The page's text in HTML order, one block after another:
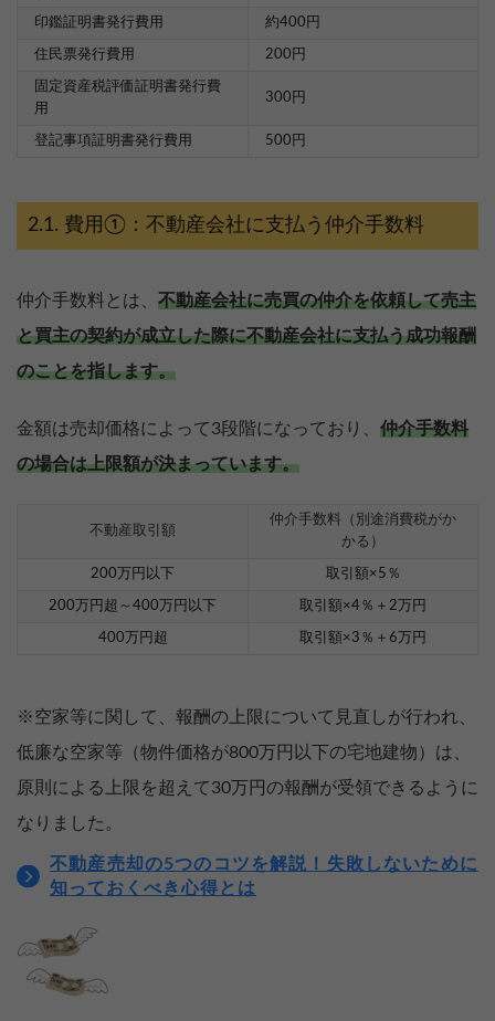
印鑑証明書発行費用 約400円
住民票発行費用 200円
固定資産税評価証明書発行費
用
300円
登記事項証明書発行費用 500円
費用①：不動産会社に支払う仲介手数料
仲介手数料とは、 不動産会社に売買の仲介を依頼して売主
と買主の契約が成立した際に不動産会社に支払う成功報酬
のことを指します。
金額は売却価格によって3段階になっており、 仲介手数料
の場合は上限額が決まっています。
不動産取引額
仲介手数料（別途消費税がか
かる）
200万円以下 取引額×5％
200万円超～400万円以下 取引額×4％＋2万円
400万円超 取引額×3％＋6万円
※空家等に関して、報酬の上限について見直しが行われ、
低廉な空家等（物件価格が800万円以下の宅地建物）は、
原則による上限を超えて30万円の報酬が受領できるように
なりました。
不動産売却の5つのコツを解説！失敗しないために
知っておくべき心得とは